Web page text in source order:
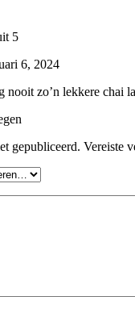
5
6, 2024
nooit zo’n lekkere chai
gepubliceerd. Vereiste